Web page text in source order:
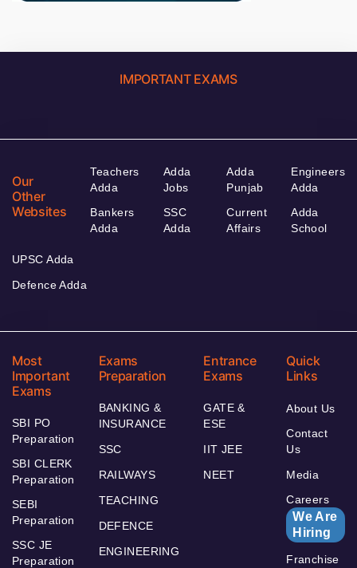
IMPORTANT EXAMS
Our
Other
Websites
Teachers
Adda
Bankers
Adda
Adda
Jobs
SSC
Adda
Adda
Punjab
Current
Affairs
Engineers
Adda
Adda
School
UPSC Adda
Defence Adda
Most
Important
Exams
SBI PO
Preparation
SBI CLERK
Preparation
SEBI
Preparation
SSC JE
Preparation
Exams
Preparation
BANKING &
INSURANCE
SSC
RAILWAYS
TEACHING
DEFENCE
ENGINEERING
Entrance
Exams
GATE &
ESE
IIT JEE
NEET
Quick
Links
About Us
Contact
Us
Media
Careers
We Are
Hiring
Franchise